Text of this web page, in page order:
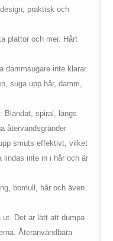
praktisk och
plattor och mer. Hårt
dammsugare inte klarar.
suga upp hår, damm,
Blandat, spiral, längs
återvändsgränder
smuts effektivt, vilket
lindas inte in i hår och är
bomull, hår och även
ut. Det är lätt att dumpa
Återanvändbara